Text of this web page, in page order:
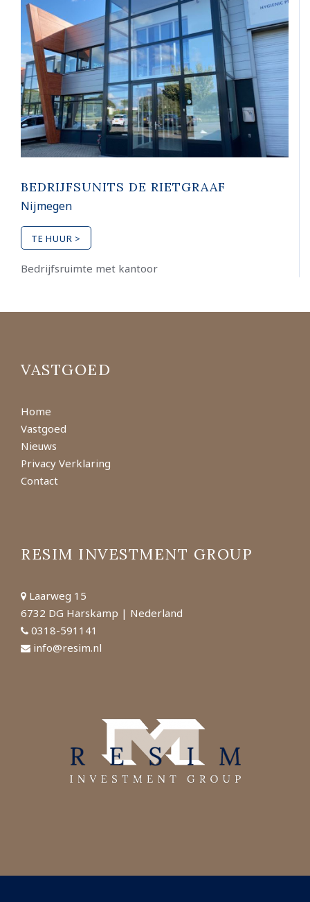
BEDRIJFSUNITS DE RIETGRAAF
Nijmegen
TE HUUR >
Bedrijfsruimte met kantoor
VASTGOED
Home
Vastgoed
Nieuws
Privacy Verklaring
Contact
RESIM INVESTMENT GROUP
Laarweg 15
6732 DG Harskamp | Nederland
0318-591141
info@resim.nl